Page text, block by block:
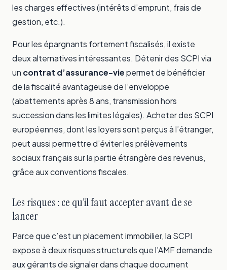
les charges effectives (intérêts d’emprunt, frais de
gestion, etc.).
Pour les épargnants fortement fiscalisés, il existe
deux alternatives intéressantes. Détenir des SCPI via
un contrat d’assurance-viepermet de bénéficier
de la fiscalité avantageuse de l’enveloppe
(abattements après 8 ans, transmission hors
succession dans les limites légales). Acheter des SCPI
européennes, dont les loyers sont perçus à l’étranger,
peut aussi permettre d’éviter les prélèvements
sociaux français sur la partie étrangère des revenus,
grâce aux conventions fiscales.
Les risques : ce qu’il faut accepter avant de se
lancer
Parce que c’est un placement immobilier, la SCPI
expose à deux risques structurels que l’AMF demande
aux gérants de signaler dans chaque document